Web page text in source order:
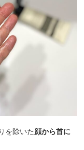
を除いた顔から首に